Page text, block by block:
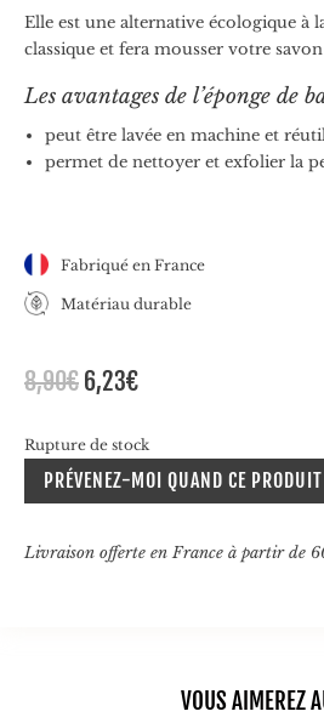
Elle est une alternative écologique à
classique et fera mousser votre
Les avantages de l’éponge de
peut être lavée en machine et
permet de nettoyer et exfolier la
Fabriqué en France
Matériau durable
8,90€ Le
initial
était :
8,90€.
6,23€Le
actuel
est :
6,23€.
Rupture de stock
PRÉVENEZ-MOI QUAND CE
Livraison offerte en France à partir de
VOUS AIMEREZ